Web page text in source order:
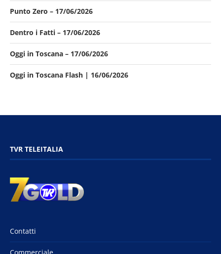
Punto Zero – 17/06/2026
Dentro i Fatti – 17/06/2026
Oggi in Toscana – 17/06/2026
Oggi in Toscana Flash | 16/06/2026
TVR TELEITALIA
Contatti